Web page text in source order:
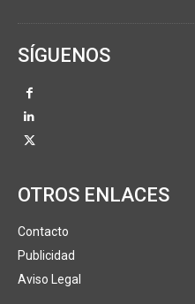
SÍGUENOS
OTROS ENLACES
Contacto
Publicidad
Aviso Legal